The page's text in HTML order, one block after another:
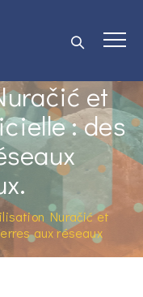
et
: des
Nuračić et
aux réseaux